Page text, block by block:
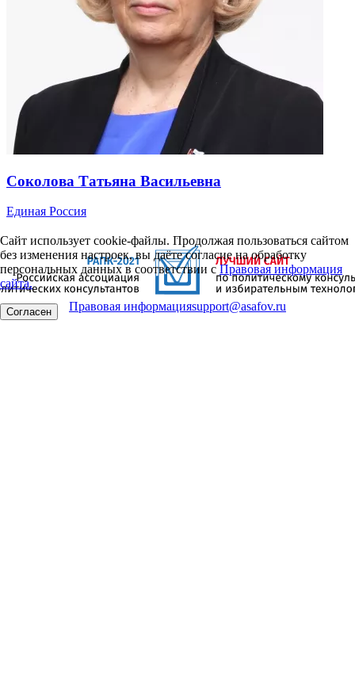
Соколова Татьяна Васильевна
Единая Россия
Сайт использует cookie-файлы. Продолжая пользоваться сайтом
без изменения настроек, вы даёте согласие на обработку
персональных данных в соответствии сПравовая информация
сайта.
Согласен Правовая информацияsupport@asafov.ru